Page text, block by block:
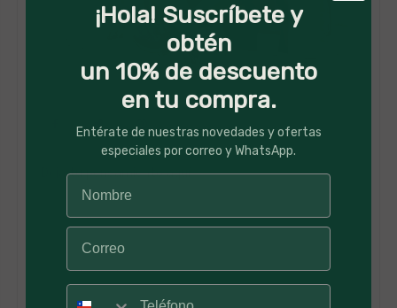
Deja tu pensamiento aquí
¡Hola! Suscríbete y
obtén
un 10% de descuento
en tu compra.
Entérate de nuestras novedades y ofertas
especiales por correo y WhatsApp.
Número